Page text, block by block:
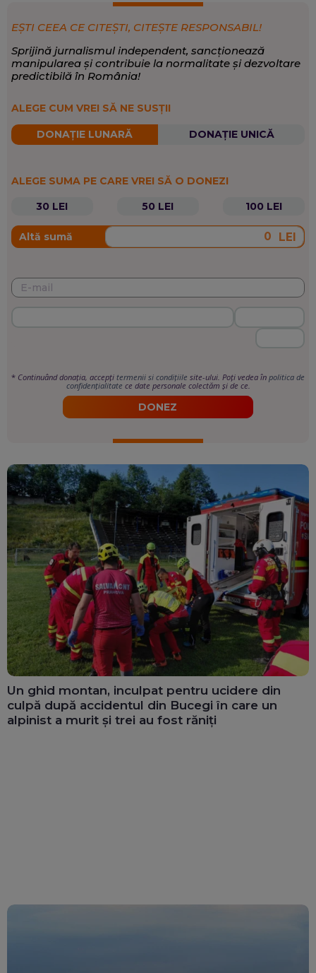
EȘTI CEEA CE CITEȘTI, CITEȘTE RESPONSABIL!
Sprijină jurnalismul independent, sancționează
manipularea și contribuie la normalitate și dezvoltare
predictibilă în România!
ALEGE CUM VREI SĂ NE SUSȚII
DONAȚIE LUNARĂ DONAȚIE UNICĂ
ALEGE SUMA PE CARE VREI SĂ O DONEZI
30 LEI
50 LEI 100 LEI
Altă sumă LEI
* Continuând donația, accepți termenii si condițiile site-ului. Poți vedea în politica de
confidențialitate ce date personale colectăm și de ce.
DONEZ
Un ghid montan, inculpat pentru ucidere din
culpă după accidentul din Bucegi în care un
alpinist a murit și trei au fost răniți